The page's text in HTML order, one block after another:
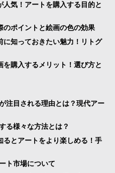
人気！アートを購入する目的と
のポイントと絵画の色の効果
に知っておきたい魅力！リトグ
購入するメリット！選び方と
注目される理由とは？現代アー
る様々な方法とは？
るとアートをより楽しめる！手
ト市場について